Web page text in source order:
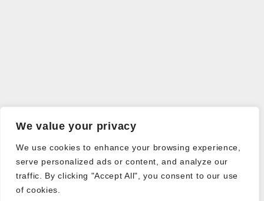
We value your privacy
We use cookies to enhance your browsing experience,
serve personalized ads or content, and analyze our
traffic. By clicking "Accept All", you consent to our use
of cookies.